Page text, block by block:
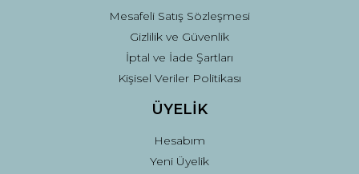
Mesafeli Satış Sözleşmesi
Gizlilik ve Güvenlik
İptal ve İade Şartları
Kişisel Veriler Politikası
ÜYELİK
Hesabım
Yeni Üyelik